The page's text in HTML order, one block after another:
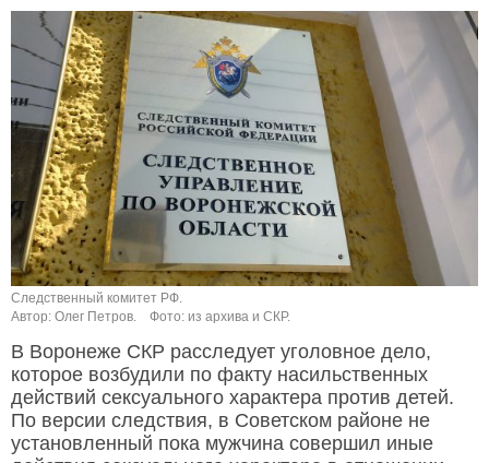
Следственный комитет РФ.
Автор: Олег Петров.
Фото: из архива и СКР.
В Воронеже СКР расследует уголовное дело,
которое возбудили по факту насильственных
действий сексуального характера против детей.
По версии следствия, в Советском районе не
установленный пока мужчина совершил иные